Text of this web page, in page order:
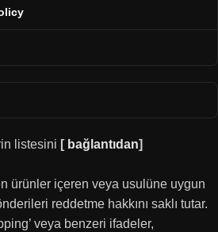
listesini [ bağlantıdan]
ürünler içeren veya usulüne uygun
reddetme hakkını saklı tutar.
veya benzeri ifadeler,